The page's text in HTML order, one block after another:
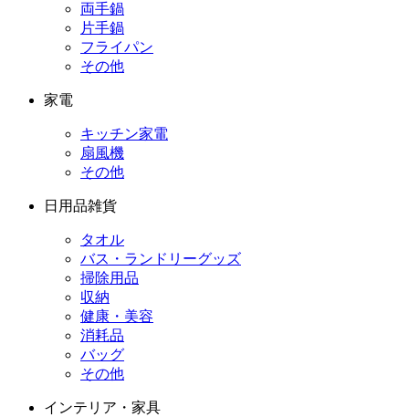
両手鍋
片手鍋
フライパン
その他
家電
キッチン家電
扇風機
その他
日用品雑貨
タオル
バス・ランドリーグッズ
掃除用品
収納
健康・美容
消耗品
バッグ
その他
インテリア・家具